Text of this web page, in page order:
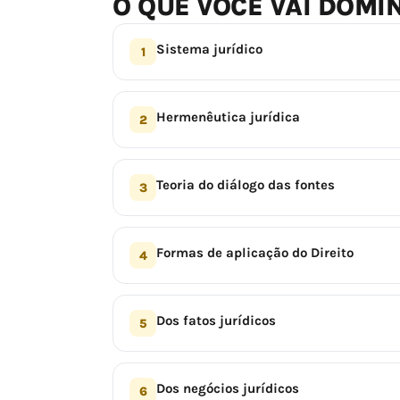
O QUE VOCÊ VAI
1 Sistema jurídico
2 Hermenêutica jurídica
3 Teoria do diálogo das fontes
4 Formas de aplicação do Direito
5 Dos fatos jurídicos
6 Dos negócios jurídicos